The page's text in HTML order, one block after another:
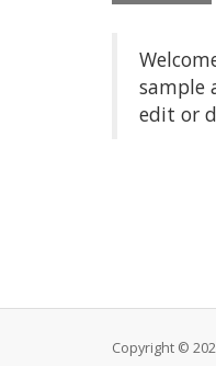
sample
edit or
Copyright ©